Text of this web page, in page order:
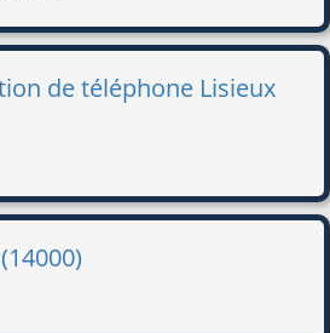
de téléphone Lisieux